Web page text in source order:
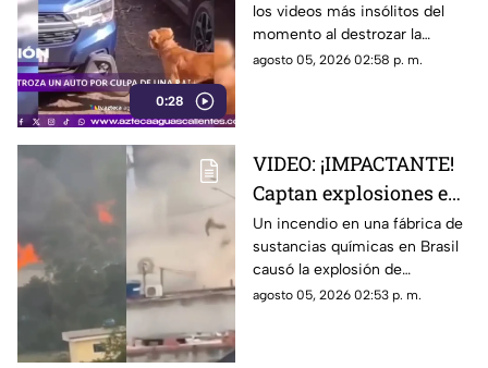
0:28
los videos más insólitos del
momento al destrozar la
defensa de un automóvil con
agosto 05, 2026 02:58 p. m.
VIDEO: ¡IMPACTANTE!
Captan explosiones en
alcantarillas tras el
incendio en una
fábrica
Un incendio en una fábrica de
sustancias químicas en Brasil
causó la explosión de
alcantarillas; el momento
agosto 05, 2026 02:53 p. m.